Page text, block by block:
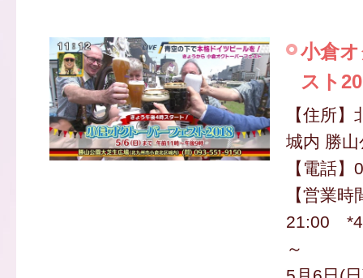
小倉
スト
【住所
城内 勝
【電話
【営業
21:00 *4
～